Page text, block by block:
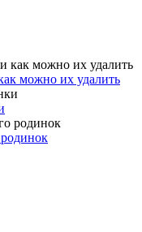
можно их удалить